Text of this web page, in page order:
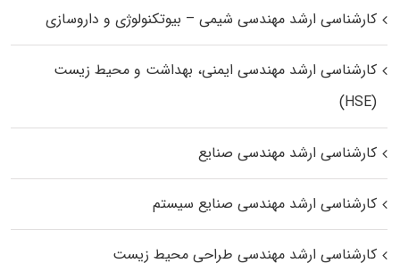
کارشناسی ارشد مهندسی شیمی – بیوتکنولوژی و داروسازی
کارشناسی ارشد مهندسی ایمنی، بهداشت و محیط زیست
(HSE)
کارشناسی ارشد مهندسی صنایع
کارشناسی ارشد مهندسی صنایع سیستم
کارشناسی ارشد مهندسی طراحی محیط زیست